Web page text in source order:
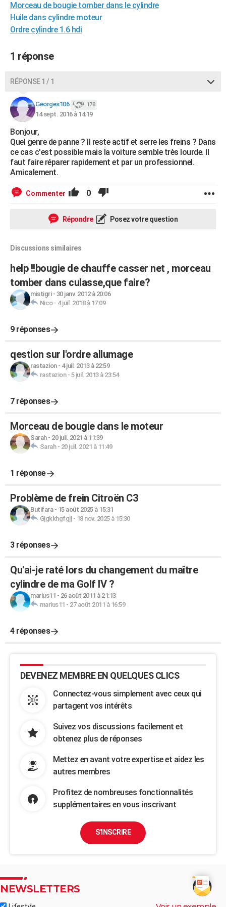
Destinations
City break
Voyage nature
Voyage de noces
Forum
Climat
+PHOTO
GUIDES D'ACHAT
BONS PLANS
Dictionnaire
Biographies
Citations
Expressions
Proverbes
PROGRAMME TV
COPAINS D'AVANT
S'inscrire
Se connecter
Lycées
Collèges
Primaires
Universités
Entreprises
Service militaire
Avis de recherche
AVIS DE DÉCÈS
FORUM
Bricolage
Lifestyle
Culture
Sport
Auto
Television
Voyage
Cinema
Morceau de bougie tomber dans le cylindre
Huile dans cylindre moteur
Ordre cylindre 1.6 hdi
1 réponse
RÉPONSE 1 / 1
Georges106 178
14 sept. 2016 à 14:19
Bonjour,
Quel genre de panne ? Il reste actif et serre les freins ? Dans
ce cas c'est possible mais la voiture semble très lourde. Il
faut faire réparer rapidement et par un professionnel.
Amicalement.
Commenter 0
Répondre Posez votre question
Discussions similaires
help !!bougie de chauffe casser net , morceau
tomber dans culasse,que faire?
mistigri- 30 janv. 2012 à 20:06
Nico- 4 juil. 2018 à 17:09
9 réponses
qestion sur l'ordre allumage
rastazion- 4 juil. 2013 à 22:59
rastazion- 5 juil. 2013 à 23:54
7 réponses
Morceau de bougie dans le moteur
Sarah- 20 juil. 2021 à 11:39
Sarah- 20 juil. 2021 à 11:49
1 réponse
Problème de frein Citroën C3
Butifara- 15 août 2025 à 15:31
Gjgkkhgfgjj- 18 nov. 2025 à 15:30
3 réponses
Qu'ai-je raté lors du changement du maître
cylindre de ma Golf IV ?
marius11 - 26 août 2011 à 21:13
marius11 - 27 août 2011 à 16:59
4 réponses
DEVENEZ MEMBRE EN QUELQUES CLICS
Connectez-vous simplement avec ceux qui
partagent vos intérêts
Suivez vos discussions facilement et
obtenez plus de réponses
Mettez en avant votre expertise et aidez les
autres membres
Profitez de nombreuses fonctionnalités
supplémentaires en vous inscrivant
S'INSCRIRE
NEWSLETTERS